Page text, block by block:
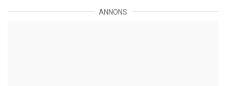
ANNONS